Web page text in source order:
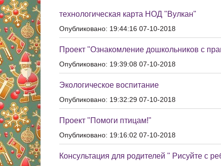
технологическая карта НОД "Вулкан"
Опубликовано: 19:44:16 07-10-2018
Проект "Ознакомление дошкольников с
Опубликовано: 19:39:08 07-10-2018
Экологическое воспитание
Опубликовано: 19:32:29 07-10-2018
Проект "Помоги птицам!"
Опубликовано: 19:16:02 07-10-2018
Консультация для родителей " Рисуйте с